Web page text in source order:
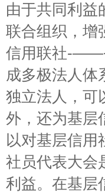
由于共同利益
联合组织，
信用联社-——
成多极法人体
独立法人，可
外，还为基层
以对基层信用
社员代表大会
利益。在基层